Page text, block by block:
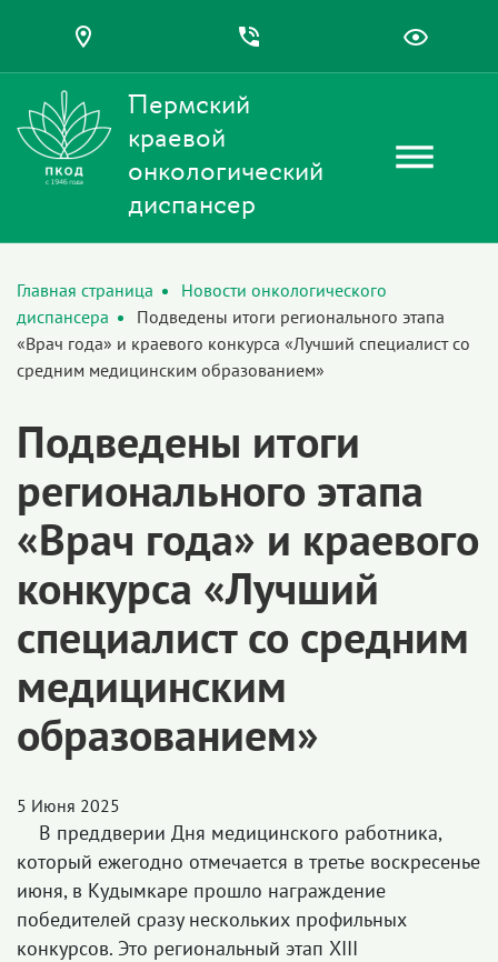
Пермский
краевой
онкологический
диспансер
Главная страница
Новости онкологического
диспансера
Подведены итоги регионального этапа
«Врач года» и краевого конкурса «Лучший специалист со
средним медицинским образованием»
Подведены итоги
регионального этапа
«Врач года» и краевого
конкурса «Лучший
специалист со средним
медицинским
образованием»
5 Июня 2025
В преддверии Дня медицинского работника,
который ежегодно отмечается в третье воскресенье
июня, в Кудымкаре прошло награждение
победителей сразу нескольких профильных
конкурсов. Это региональный этап XIII